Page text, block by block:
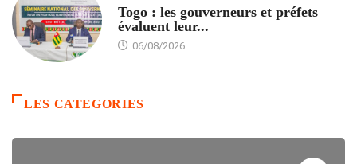
Togo : les gouverneurs et préfets
évaluent leur...
06/08/2026
LES CATEGORIES